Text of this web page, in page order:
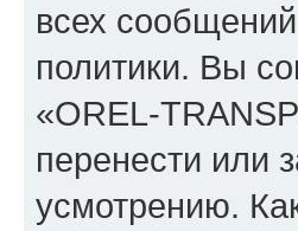
всех
политики. Вы
«OREL-
перенести или
усмотрению.